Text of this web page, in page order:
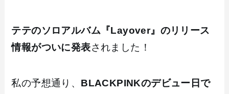
テテのソロアルバム『Layover』のリリース
情報がついに発表されました！
私の予想通り、 BLACKPINKのデビュー日で